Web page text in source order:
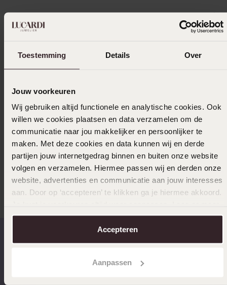
Toestemming Details Over
Jouw voorkeuren
Wij gebruiken altijd functionele en analytische cookies. Ook
willen we cookies plaatsen en data verzamelen om de
communicatie naar jou makkelijker en persoonlijker te
maken. Met deze cookies en data kunnen wij en derde
partijen jouw internetgedrag binnen en buiten onze website
volgen en verzamelen. Hiermee passen wij en derden onze
website, advertenties en communicatie aan jouw interesses
aan. Door op ‘accepteren’ te klikken ga je hiermee akkoord.
over in onscookiebeleid.
Accepteren
Aanpassen
Bezorging & retourneren
Ook leuk voor jou
Anderen kochten ook
besteld, morgen in huis